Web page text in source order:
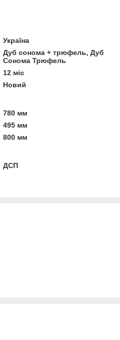
Україна
Дуб сонома + трюфель, Дуб
Сонома Трюфель
12 міс
Новий
780 мм
495 мм
800 мм
ДСП